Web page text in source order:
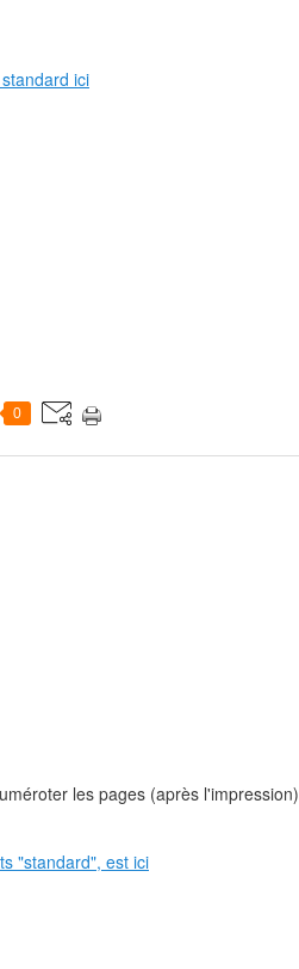
ici
0
les pages (après l'impression)
"standard", est ici